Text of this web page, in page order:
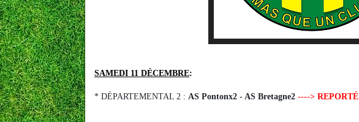
SAMEDI 11 DÉCEMBRE:
* DÉPARTEMENTAL 2 : AS Pontonx2 - AS Bretagne2 ----> REPORTÉ